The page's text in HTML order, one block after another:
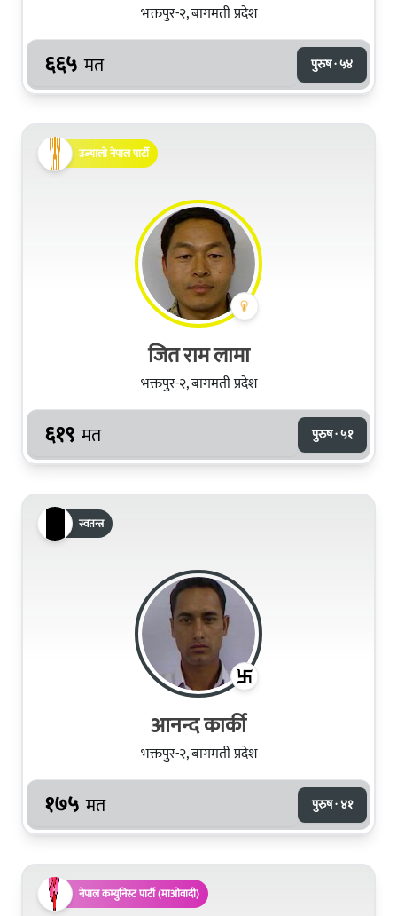
भक्तपुर-२, बागमती प्रदेश
६६५ मत पुरुष · ५४
उज्यालो नेपाल पार्टी
जित राम लामा
भक्तपुर-२, बागमती प्रदेश
६१९ मत पुरुष · ५१
स्वतन्त्र
आनन्द कार्की
भक्तपुर-२, बागमती प्रदेश
१७५ मत पुरुष · ४१
नेपाल कम्युनिस्ट पार्टी (माओवादी)